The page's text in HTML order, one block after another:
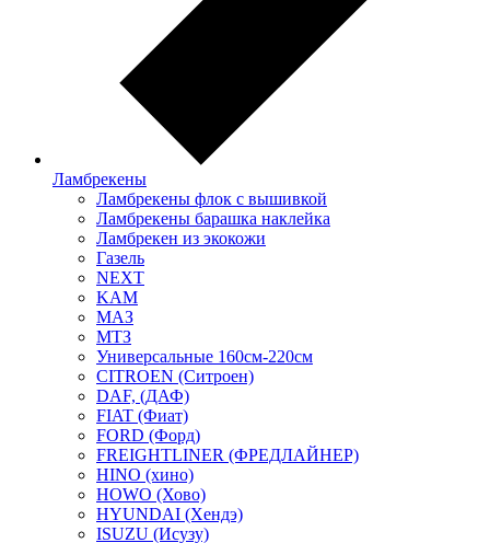
Ламбрекены
Ламбрекены флок с вышивкой
Ламбрекены барашка наклейка
Ламбрекен из экокожи
Газель
NEXT
KAM
МАЗ
МТЗ
Универсальные 160см-220см
CITROEN (Ситроен)
DAF, (ДАФ)
FIAT (Фиат)
FORD (Форд)
FREIGHTLINER (ФРЕДЛАЙНЕР)
HINO (хино)
HOWO (Хово)
HYUNDAI (Хендэ)
ISUZU (Исузу)